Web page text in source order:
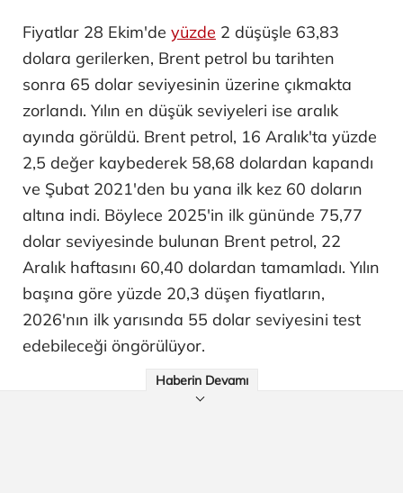
Fiyatlar 28 Ekim'de yüzde 2 düşüşle 63,83
dolara gerilerken, Brent petrol bu tarihten
sonra 65 dolar seviyesinin üzerine çıkmakta
zorlandı. Yılın en düşük seviyeleri ise aralık
ayında görüldü. Brent petrol, 16 Aralık'ta yüzde
2,5 değer kaybederek 58,68 dolardan kapandı
ve Şubat 2021'den bu yana ilk kez 60 doların
altına indi. Böylece 2025'in ilk gününde 75,77
dolar seviyesinde bulunan Brent petrol, 22
Aralık haftasını 60,40 dolardan tamamladı. Yılın
başına göre yüzde 20,3 düşen fiyatların,
2026'nın ilk yarısında 55 dolar seviyesini test
edebileceği öngörülüyor.
Haberin Devamı